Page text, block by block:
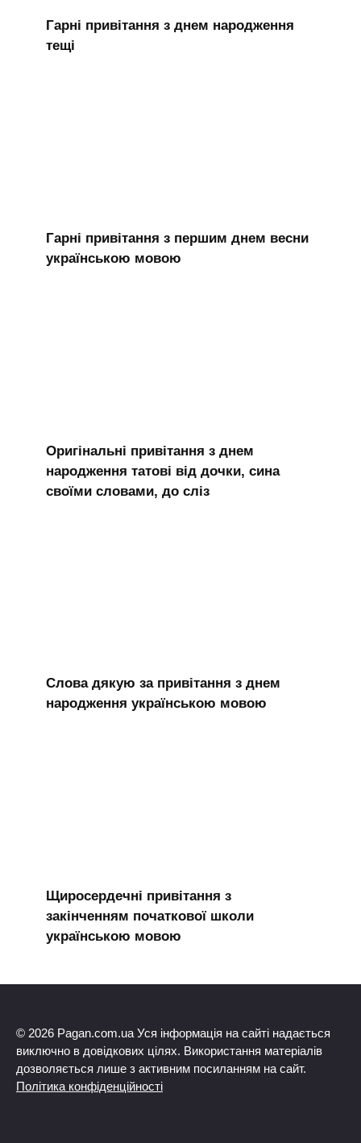
Гарні привітання з днем народження
тещі
Гарні привітання з першим днем весни
українською мовою
Оригінальні привітання з днем
народження татові від дочки, сина
своїми словами, до сліз
Слова дякую за привітання з днем
народження українською мовою
Щиросердечні привітання з
закінченням початкової школи
українською мовою
© 2026 Pagan.com.ua Уся інформація на сайті надається
виключно в довідкових цілях. Використання матеріалів
дозволяється лише з активним посиланням на сайт.
Політика конфіденційності